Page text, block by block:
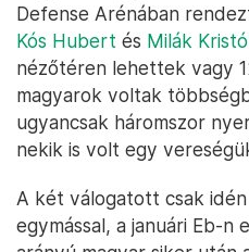
Defense Arénában
Kós Hubert és Milák
nézőtéren lehettek vagy
magyarok voltak
ugyancsak háromszor
nekik is volt egy
A két válogatott csak
egymással, a januári Eb-n